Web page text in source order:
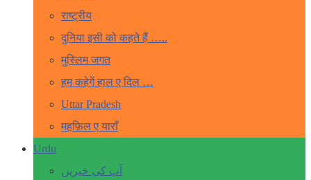
राष्ट्रीय
दुनिया इसी को कहते हैं …..
मुस्लिम जगत
हम कहेगें हाल ए दिल …
Uttar Pradesh
महफ़िल ए याराँ
Urdu
آپ کی خبریں